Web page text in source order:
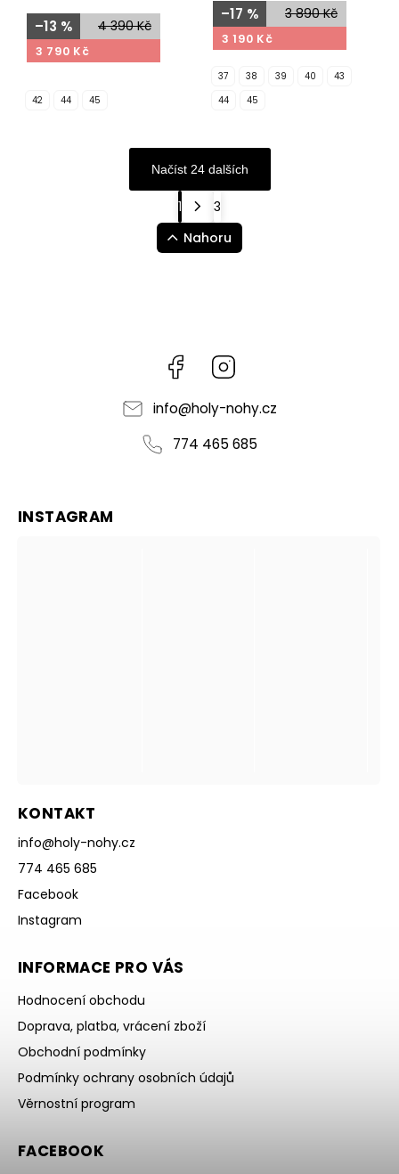
4 390 Kč
–13 %
3 790 Kč
42 44 45
3 890 Kč
–17 %
3 190 Kč
37 38 39 40 43
44 45
Načíst 24 dalších
1
3
Nahoru
Facebook
info@holy-nohy.cz
774 465 685
KONTAKT
info@holy-nohy.cz
774 465 685
Facebook
Instagram
INFORMACE PRO VÁS
Hodnocení obchodu
Doprava, platba, vrácení zboží
Obchodní podmínky
Podmínky ochrany osobních údajů
Věrnostní program
FACEBOOK
INSTAGRAM